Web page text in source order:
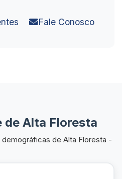
Fale Conosco
de Alta Floresta
de Alta Floresta -